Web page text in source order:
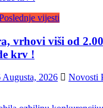
vijesti
vrhovi viši od
krv !
Augusta, 2026 Novosti